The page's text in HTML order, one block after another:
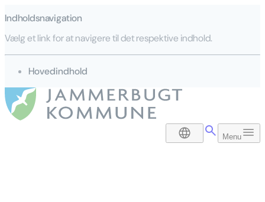
Indholdsnavigation
Vælg et link for at navigere til det respektive indhold.
gå til
Hovedindhold
DA Menu